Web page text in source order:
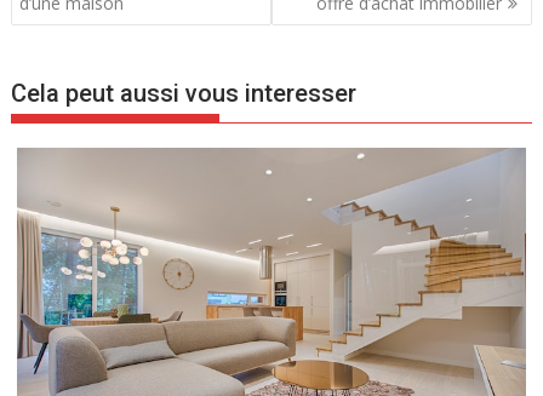
a
g
a
o
d
e
l
’
Cela peut aussi vous interesser